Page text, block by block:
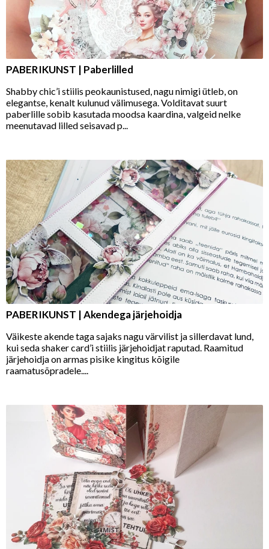
PABERIKUNST | Paberlilled
Shabby chic’i stiilis peokaunistused, nagu nimigi ütleb, on
elegantse, kenalt kulunud välimusega. Volditavat suurt
paberlille sobib kasutada moodsa kaardina, valgeid nelke
meenutavad lilled seisavad p...
PABERIKUNST | Akendega järjehoidja
Väikeste akende taga sajaks nagu värvilist ja sillerdavat lund,
kui seda shaker card’i stiilis järjehoidjat raputad. Raamitud
järjehoidja on armas pisike kingitus kõigile
raamatusõpradele....